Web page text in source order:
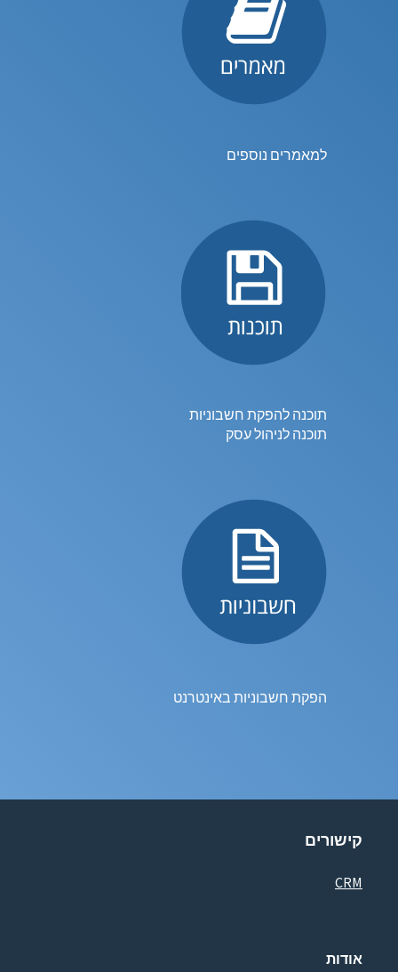
למאמרים נוספים
תוכנה להפקת חשבוניות
תוכנה לניהול עסק
הפקת חשבוניות באינטרנט
קישורים
CRM
אודות